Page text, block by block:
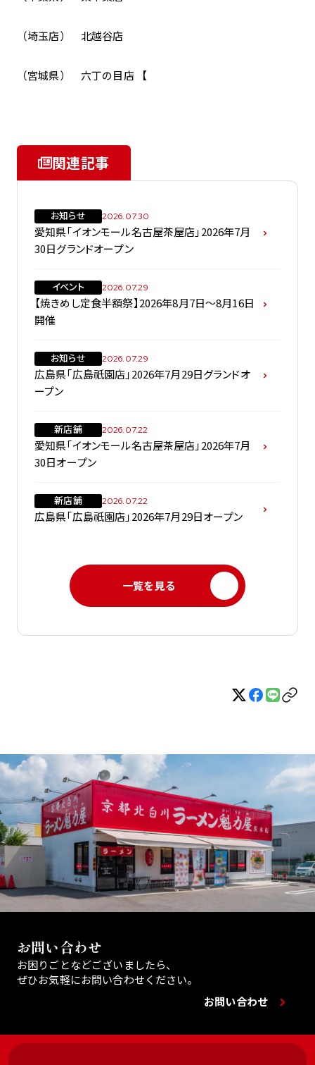
（埼玉店） 北越谷店
（宮城県） 六丁の目店 【
関連記事
お知らせ 2026.07.30
愛知県「イオンモール名古屋茶屋店」2026年7月
30日グランドオープン
イベント 2026.07.29
【焼きめし定食半額祭】2026年8月7日～8月16日
開催
お知らせ 2026.07.29
広島県「広島祇園店」2026年7月29日グランドオ
ープン
新店舗 2026.07.22
愛知県「イオンモール名古屋茶屋店」2026年7月
30日オープン
新店舗 2026.07.22
広島県「広島祇園店」2026年7月29日オープン
一覧を見る
お問い合わせ
お困りごとなどございましたら、
ぜひお気軽にお問い合わせください。
お問い合わせ